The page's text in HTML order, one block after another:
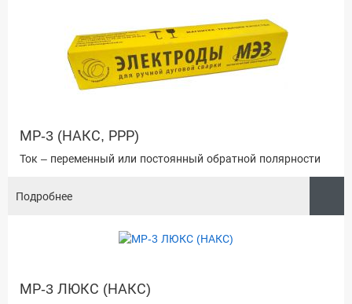
МР-3 (НАКС, РРР)
Ток – переменный или постоянный обратной полярности
Подробнее
МР-3 ЛЮКС (НАКС)